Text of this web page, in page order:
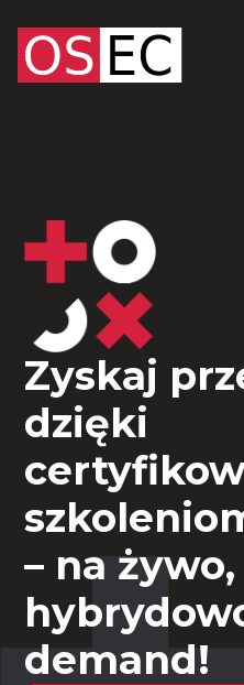
Zyskaj
dzięki
– na żywo,
demand!